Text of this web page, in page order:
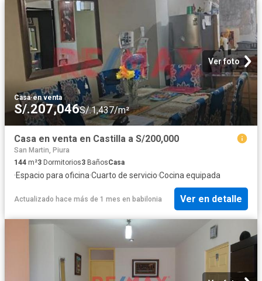
Ver foto
Casa·en venta
S/.207,046S/.1,437/m²
Casa en venta en Castilla a S/200,000
San Martin, Piura
144 m²3 Dormitorios3 BañosCasa
·Espacio para oficina·Cuarto de servicio·Cocina equipada
Actualizado hace más de 1 mes en babilonia Ver en detalle